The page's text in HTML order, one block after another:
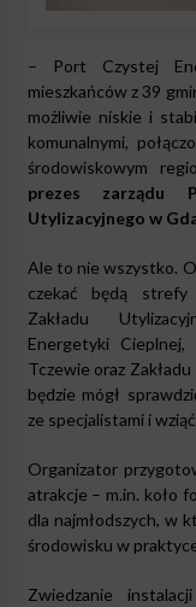
– Port Czystej
mieszkańców z 39
możliwie niskie i
komunalnymi,
środowiskowym
prezes zarządu
Utylizacyjnego w
Ale to nie wszystko.
czekać będą strefy
Zakładu
Energetyki
Tczewie oraz
będzie mógł
ze specjalistami i
Organizator
atrakcje – m.in. koło
dla najmłodszych, w
środowisku w
Zwiedzanie